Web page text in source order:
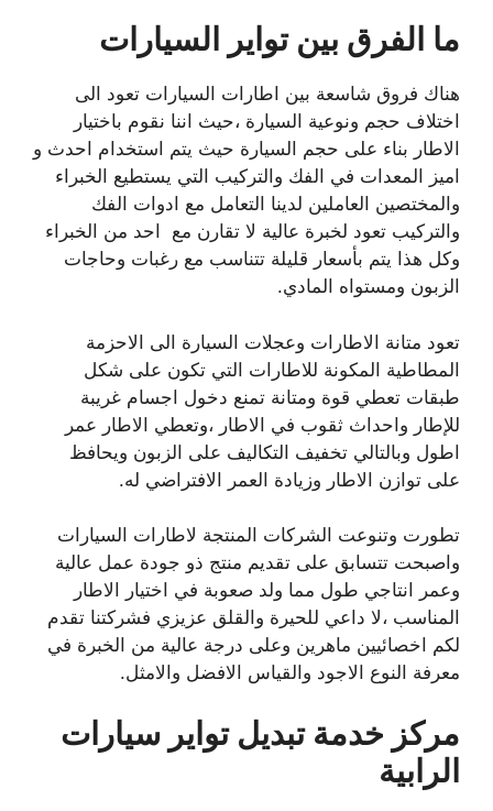
ما الفرق بين تواير السيارات
هناك فروق شاسعة بين اطارات السيارات تعود الى
اختلاف حجم ونوعية السيارة ،حيث اننا نقوم باختيار
الاطار بناء على حجم السيارة حيث يتم استخدام احدث و
اميز المعدات في الفك والتركيب التي يستطيع الخبراء
والمختصين العاملين لدينا التعامل مع ادوات الفك
والتركيب تعود لخبرة عالية لا تقارن مع احد من الخبراء
وكل هذا يتم بأسعار قليلة تتناسب مع رغبات وحاجات
الزبون ومستواه المادي.
تعود متانة الاطارات وعجلات السيارة الى الاحزمة
المطاطية المكونة للاطارات التي تكون على شكل
طبقات تعطي قوة ومتانة تمنع دخول اجسام غريبة
للإطار واحداث ثقوب في الاطار ،وتعطي الاطار عمر
اطول وبالتالي تخفيف التكاليف على الزبون ويحافظ
على توازن الاطار وزيادة العمر الافتراضي له.
تطورت وتنوعت الشركات المنتجة لاطارات السيارات
واصبحت تتسابق على تقديم منتج ذو جودة عمل عالية
وعمر انتاجي طول مما ولد صعوبة في اختيار الاطار
المناسب ،لا داعي للحيرة والقلق عزيزي فشركتنا تقدم
لكم اخصائيين ماهرين وعلى درجة عالية من الخبرة في
معرفة النوع الاجود والقياس الافضل والامثل.
مركز خدمة تبديل تواير سيارات
الرابية